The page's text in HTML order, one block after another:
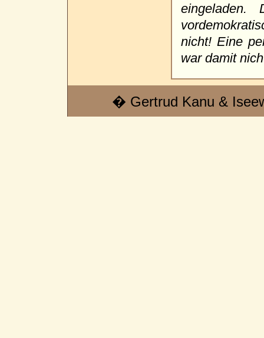
nicht! Eine
war damit
� Gertrud Kanu &